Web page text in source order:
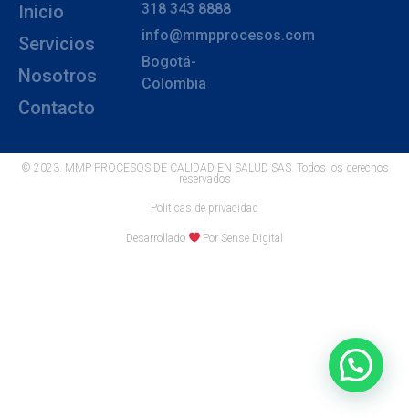
Inicio
Servicios
Nosotros
Contacto
318 343 8888
info@mmpprocesos.com
Bogotá-
Colombia
© 2023. MMP PROCESOS DE CALIDAD EN SALUD SAS. Todos los derechos
reservados
Politicas de privacidad
Desarrollado Por Sense Digital